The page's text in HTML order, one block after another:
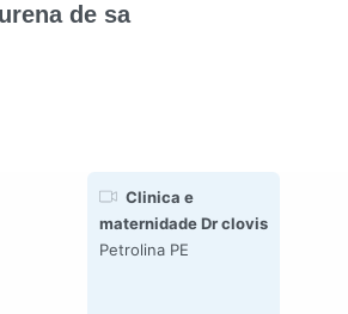
de sa
Clinica e
maternidade Dr clovis
Petrolina PE